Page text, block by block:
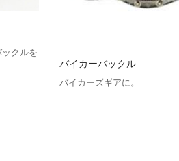
クルを
バイカーバックル
バイカーズギアに。